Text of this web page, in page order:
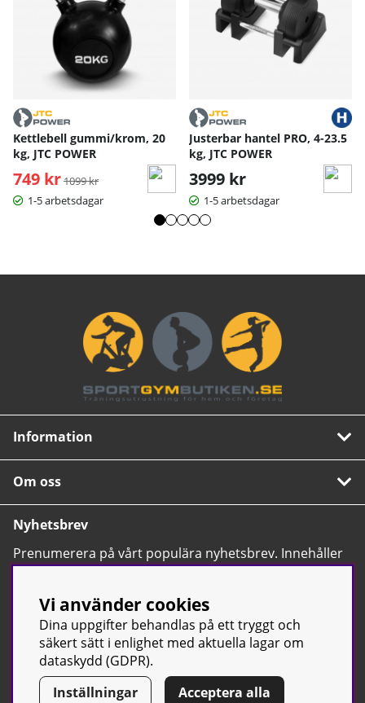
Kettlebell gummi/krom, 20
kg, JTC POWER
749 kr Ordinarie pris:
1099 kr
1-5 arbetsdagar
Justerbar hantel PRO, 4-23.5
kg, JTC POWER
3999 kr
1-5 arbetsdagar
Information
Om oss
Nyhetsbrev
Prenumerera på vårt populära nyhetsbrev. Innehåller
tips, nyheter och våra allra bästa erbjudanden.
© Sport & Gym Butiken JTC AB | Kontakta oss| All rights reserved
Vi använder cookies
Dina uppgifter behandlas på ett tryggt och
säkert sätt i enlighet med aktuella lagar om
dataskydd (GDPR).
Inställningar
Acceptera alla